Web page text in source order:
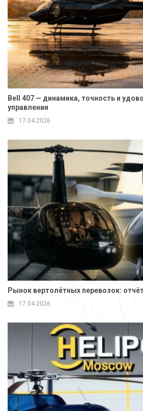
Bell 407 — динамика, точность и
управления
17.04.2026
Рынок вертолётных перевозок:
17.04.2026